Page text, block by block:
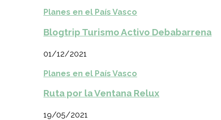
Planes en el País Vasco
Blogtrip Turismo Activo Debabarrena
01/12/2021
Planes en el País Vasco
Ruta por la Ventana Relux
19/05/2021